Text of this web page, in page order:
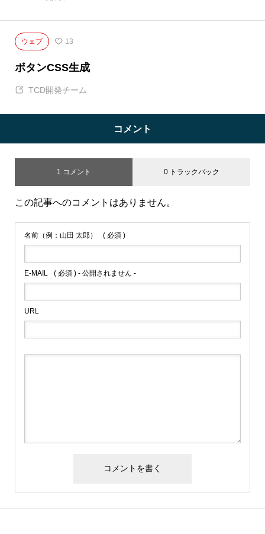
ウェブ 13
ボタンCSS生成
TCD開発チーム
コメント
1 コメント 0 トラックバック
この記事へのコメントはありません。
名前（例：山田 太郎） ( 必須 )
E-MAIL ( 必須 ) - 公開されません -
URL